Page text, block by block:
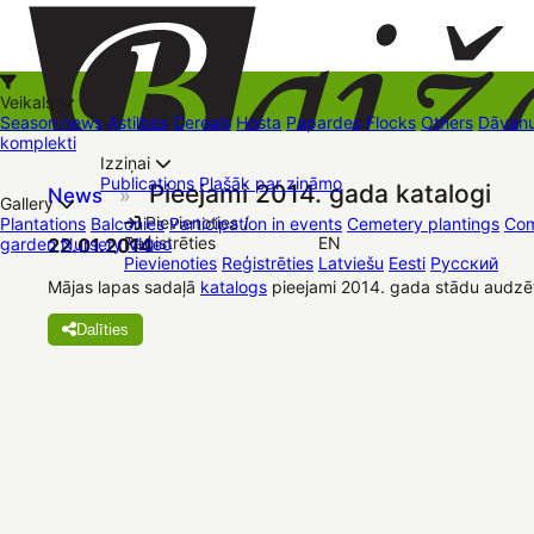
+37126545879 baizas@baizas.lv
Pievienoties /
Reģistrēties
Pievienoties Reģistrēties
EN
Latviešu Eesti Русский
Veikals
Season news Astilbes Cereals Hosta Papardes Flocks Others
komplekti
Kā iepirkties
Izziņai
Publications Plašāk par zināmo
Gallery
Plantations Balconies Participation in events Cemetery plantings
garden Nursery Video
Contacts Dāvanu kartes Augu komplekti
News » Pieejami 2014. gada katalogi
22.01.2014
Mājas lapas sadaļā katalogs pieejami 2014. gada stādu
Dalīties